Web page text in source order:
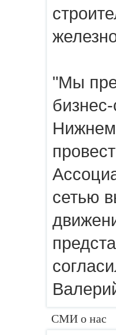
"Мы
Нижнем
сетью
СМИ о нас